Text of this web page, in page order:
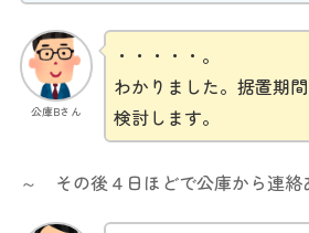
公庫Bさん
・・・・・。
わかりました。据置期
検討します。
～ その後４日ほどで公庫から連